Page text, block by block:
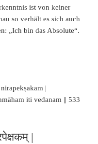
ist von keiner
so verhält es sich auch
„Ich bin das Absolute“.
|
iti vedanam || 533
|